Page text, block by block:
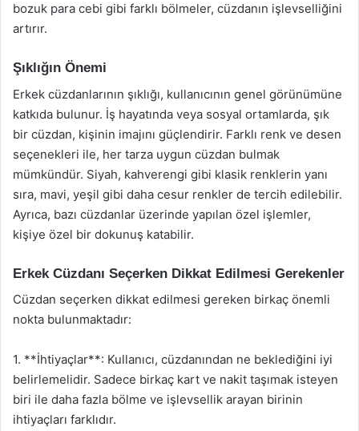
bozuk para cebi gibi farklı bölmeler, cüzdanın işlevselliğini
artırır.
Şıklığın Önemi
Erkek cüzdanlarının şıklığı, kullanıcının genel görünümüne
katkıda bulunur. İş hayatında veya sosyal ortamlarda, şık
bir cüzdan, kişinin imajını güçlendirir. Farklı renk ve desen
seçenekleri ile, her tarza uygun cüzdan bulmak
mümkündür. Siyah, kahverengi gibi klasik renklerin yanı
sıra, mavi, yeşil gibi daha cesur renkler de tercih edilebilir.
Ayrıca, bazı cüzdanlar üzerinde yapılan özel işlemler,
kişiye özel bir dokunuş katabilir.
Erkek Cüzdanı Seçerken Dikkat Edilmesi Gerekenler
Cüzdan seçerken dikkat edilmesi gereken birkaç önemli
nokta bulunmaktadır:
1. **İhtiyaçlar**: Kullanıcı, cüzdanından ne beklediğini iyi
belirlemelidir. Sadece birkaç kart ve nakit taşımak isteyen
biri ile daha fazla bölme ve işlevsellik arayan birinin
ihtiyaçları farklıdır.